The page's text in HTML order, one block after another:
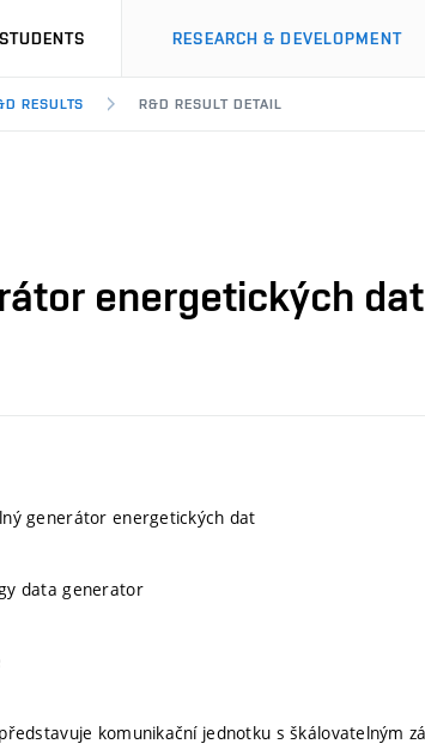
STUDENTS RESEARCH & DEVELOPMENT
RESULTS R&D RESULT DETAIL
energetických dat
generátor energetických dat
data generator
komunikační jednotku s škálovatelným